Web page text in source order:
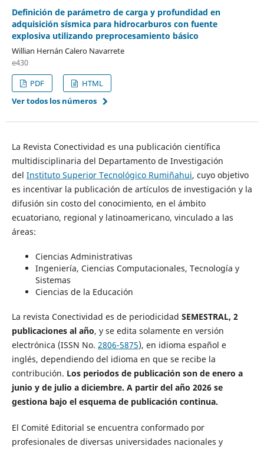
Definición de parámetro de carga y profundidad en
adquisición sísmica para hidrocarburos con fuente
explosiva utilizando preprocesamiento básico
Willian Hernán Calero Navarrete
e430
PDF
HTML
Ver todos los números
La Revista Conectividad es una publicación científica
multidisciplinaria del Departamento de Investigación
del Instituto Superior Tecnológico Rumiñahui, cuyo objetivo
es incentivar la publicación de artículos de investigación y la
difusión sin costo del conocimiento, en el ámbito
ecuatoriano, regional y latinoamericano, vinculado a las
áreas:
Ciencias Administrativas
Ingeniería, Ciencias Computacionales, Tecnología y
Sistemas
Ciencias de la Educación
La revista Conectividad es de periodicidad SEMESTRAL, 2
publicaciones al año, y se edita solamente en versión
electrónica (ISSN No. 2806-5875), en idioma español e
inglés, dependiendo del idioma en que se recibe la
contribución. Los periodos de publicación son de enero a
junio y de julio a diciembre. A partir del año 2026 se
gestiona bajo el esquema de publicación continua.
El Comité Editorial se encuentra conformado por
profesionales de diversas universidades nacionales y